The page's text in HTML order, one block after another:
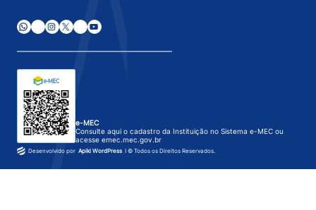
e-MEC
Consulte aqui o cadastro da Instituição no Sistema e-MEC ou
acesse emec.mec.gov.br
Desenvolvido por Apiki WordPress I © Todos os Direitos Reservados.